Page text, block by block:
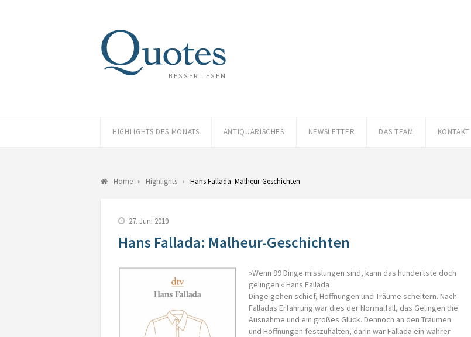
BESSER LESEN
HIGHLIGHTS DES MONATS ANTIQUARISCHES NEWSLETTER DAS TEAM KONTAKT
Home Highlights Hans Fallada: Malheur-Geschichten
27. Juni 2019
Hans Fallada: Malheur-Geschichten
»Wenn 99 Dinge misslungen sind, kann das hundertste doch
gelingen.« Hans Fallada
Dinge gehen schief, Hoffnungen und Träume scheitern. Nach
Falladas Erfahrung war dies der Normalfall, das Gelingen die
Ausnahme und ein großes Glück. Dennoch an den Träumen
und Hoffnungen festzuhalten, darin war Fallada ein wahrer